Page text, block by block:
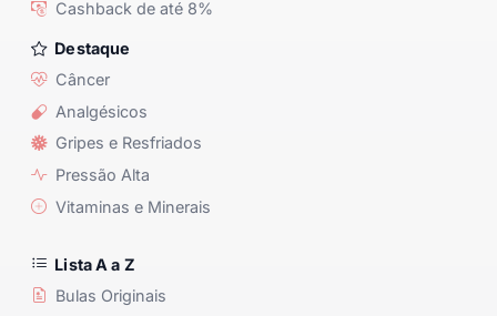
Cashback de até 8%
Destaque
Câncer
Analgésicos
Gripes e Resfriados
Pressão Alta
Vitaminas e Minerais
Lista A a Z
Bulas Originais